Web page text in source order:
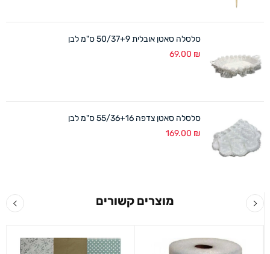
סלסלה סאטן אובלית 50/37+9 ס"מ לבן
69.00 ₪
סלסלה סאטן צדפה 55/36+16 ס"מ לבן
169.00 ₪
מוצרים קשורים